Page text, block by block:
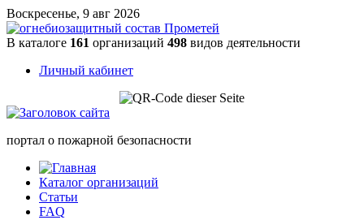
Воскресенье, 9 авг 2026
В каталоге 161 организаций 498 видов деятельности
Личный кабинет
портал о пожарной безопасности
Каталог организаций
Статьи
FAQ